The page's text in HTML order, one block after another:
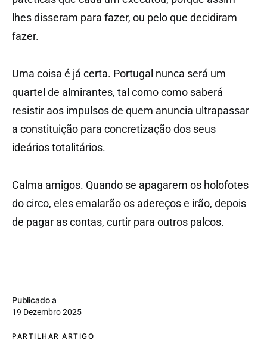
Publicado a
19 Dezembro 2025
PARTILHAR ARTIGO
lhes disseram para fazer, ou pelo que decidiram
fazer.
Uma coisa é já certa. Portugal nunca será um
quartel de almirantes, tal como como saberá
resistir aos impulsos de quem anuncia ultrapassar
a constituição para concretização dos seus
ideários totalitários.
Calma amigos. Quando se apagarem os holofotes
do circo, eles emalarão os adereços e irão, depois
de pagar as contas, curtir para outros palcos.